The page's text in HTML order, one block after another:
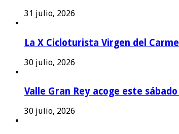
31 julio, 2026
La X Cicloturista Virgen del
30 julio, 2026
Valle Gran Rey acoge este
30 julio, 2026